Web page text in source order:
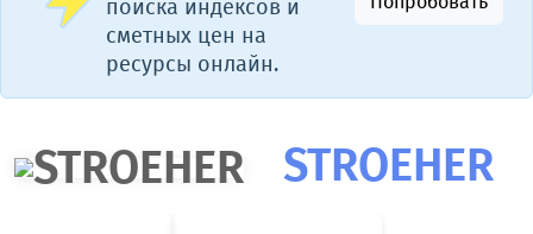
поиска индексов и
сметных цен на
ресурсы онлайн.
STROEHER